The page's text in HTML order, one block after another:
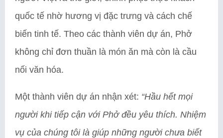
quốc tế nhờ hương vị đặc trưng và cách chế
biến tinh tế. Theo các thành viên dự án, Phở
không chỉ đơn thuần là món ăn mà còn là cầu
nối văn hóa.
Một thành viên dự án nhận xét: “Hầu hết mọi
người khi tiếp cận với Phở đều yêu thích. Nhiệm
vụ của chúng tôi là giúp những người chưa biết